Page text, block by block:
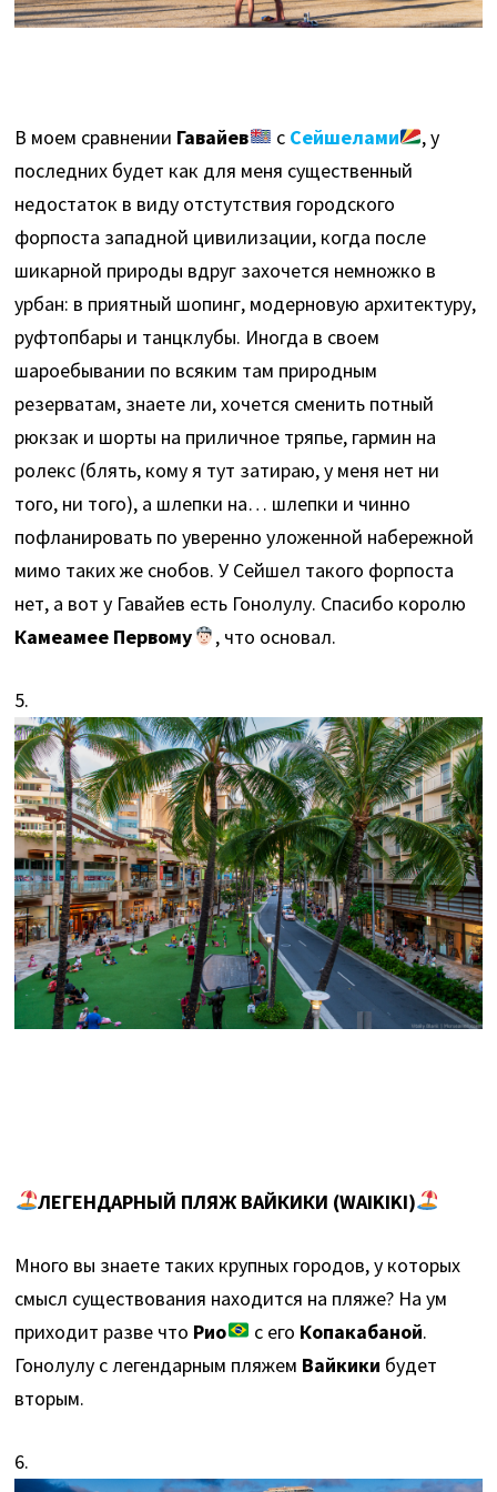
В моем сравнении Гавайев с Сейшелами
, у
последних будет как для меня существенный
недостаток в виду отстутствия городского
форпоста западной цивилизации, когда после
шикарной природы вдруг захочется немножко в
урбан: в приятный шопинг, модерновую архитектуру,
руфтопбары и танцклубы. Иногда в своем
шароебывании по всяким там природным
резерватам, знаете ли, хочется сменить потный
рюкзак и шорты на приличное тряпье, гармин на
ролекс (блять, кому я тут затираю, у меня нет ни
того, ни того), а шлепки на… шлепки и чинно
пофланировать по уверенно уложенной набережной
мимо таких же снобов. У Сейшел такого форпоста
нет, а вот у Гавайев есть Гонолулу. Спасибо королю
Камеамее Первому
, что основал.
5.
ЛЕГЕНДАРНЫЙ ПЛЯЖ ВАЙКИКИ (WAIKIKI)
Много вы знаете таких крупных городов, у которых
смысл существования находится на пляже? На ум
приходит разве что Рио с его Копакабаной.
Гонолулу с легендарным пляжем Вайкики будет
вторым.
6.